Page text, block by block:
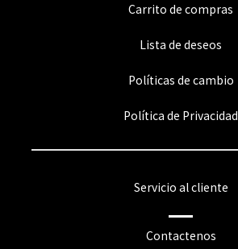
Carrito de compras
Lista de deseos
Políticas de cambio
Política de Privacidad
Servicio al cliente
Contactenos